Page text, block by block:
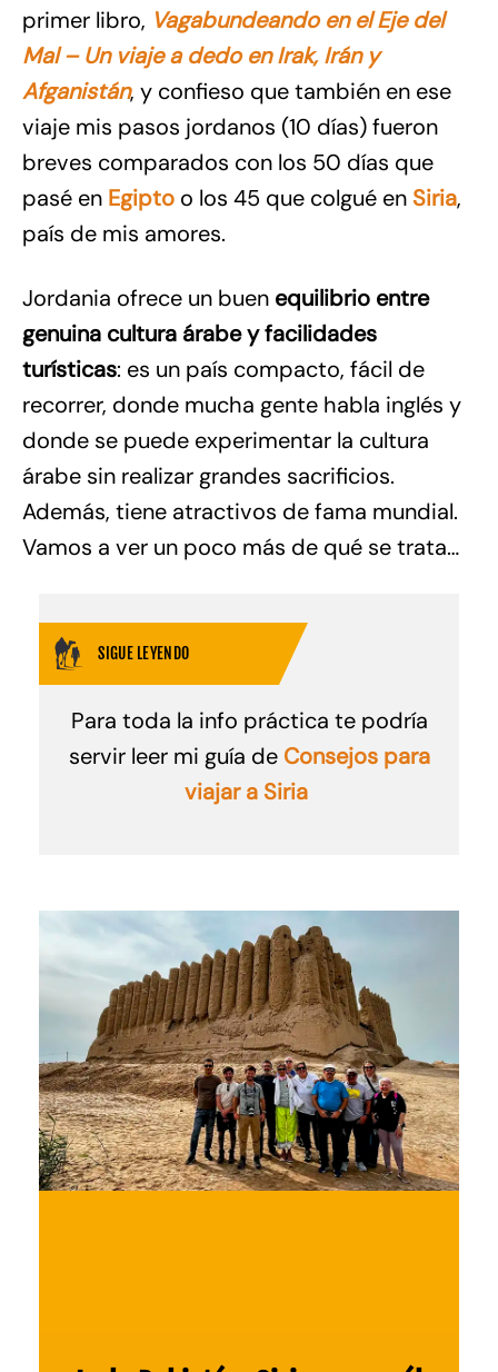
primer libro, Vagabundeando en el Eje del
Mal – Un viaje a dedo en Irak, Irán y
Afganistán, y confieso que también en ese
viaje mis pasos jordanos (10 días) fueron
breves comparados con los 50 días que
pasé en Egipto o los 45 que colgué en Siria,
país de mis amores.
Jordania ofrece un buen equilibrio entre
genuina cultura árabe y facilidades
turísticas: es un país compacto, fácil de
recorrer, donde mucha gente habla inglés y
donde se puede experimentar la cultura
árabe sin realizar grandes sacrificios.
Además, tiene atractivos de fama mundial.
Vamos a ver un poco más de qué se trata…
SIGUE LEYENDO
Para toda la info práctica te podría
servir leer mi guía de Consejos para
viajar a Siria